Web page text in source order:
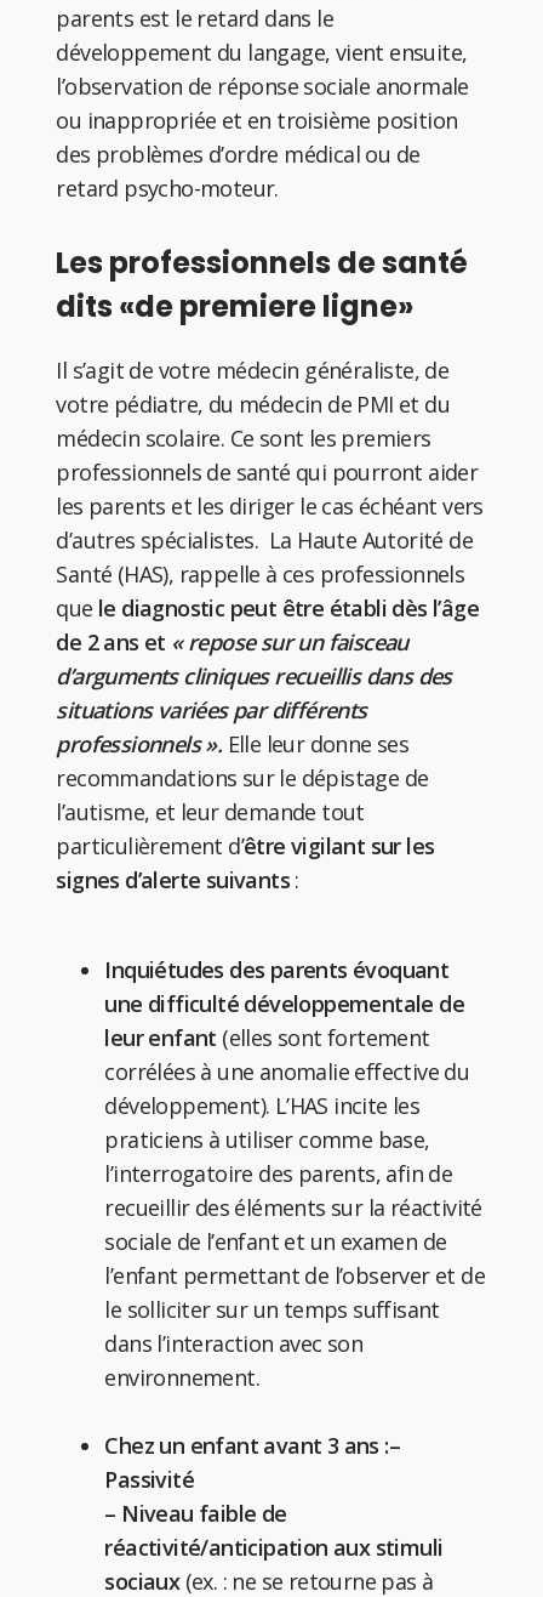
parents est le retard dans le
développement du langage, vient ensuite,
l’observation de réponse sociale anormale
ou inappropriée et en troisième position
des problèmes d’ordre médical ou de
retard psycho-moteur.
Les professionnels de santé
dits «de premiere ligne»
Il s’agit de votre médecin généraliste, de
votre pédiatre, du médecin de PMI et du
médecin scolaire. Ce sont les premiers
professionnels de santé qui pourront aider
les parents et les diriger le cas échéant vers
d’autres spécialistes. La Haute Autorité de
Santé (HAS), rappelle à ces professionnels
que le diagnostic peut être établi dès l’âge
de 2 ans et « repose sur un faisceau
d’arguments cliniques recueillis dans des
situations variées par différents
professionnels ». Elle leur donne ses
recommandations sur le dépistage de
l’autisme, et leur demande tout
particulièrement d’être vigilant sur les
signes d’alerte suivants :
Inquiétudes des parents évoquant
une difficulté développementale de
leur enfant (elles sont fortement
corrélées à une anomalie effective du
développement). L’HAS incite les
praticiens à utiliser comme base,
l’interrogatoire des parents, afin de
recueillir des éléments sur la réactivité
sociale de l’enfant et un examen de
l’enfant permettant de l’observer et de
le solliciter sur un temps suffisant
dans l’interaction avec son
environnement.
Chez un enfant avant 3 ans :–
Passivité
– Niveau faible de
réactivité/anticipation aux stimuli
sociaux(ex. : ne se retourne pas à